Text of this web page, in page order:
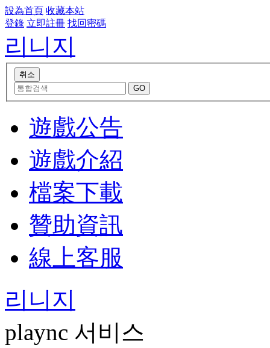
設為首頁 收藏本站
登錄 立即註冊 找回密碼
리니지
遊戲公告
遊戲介紹
檔案下載
贊助資訊
線上客服
리니지
plaync 서비스